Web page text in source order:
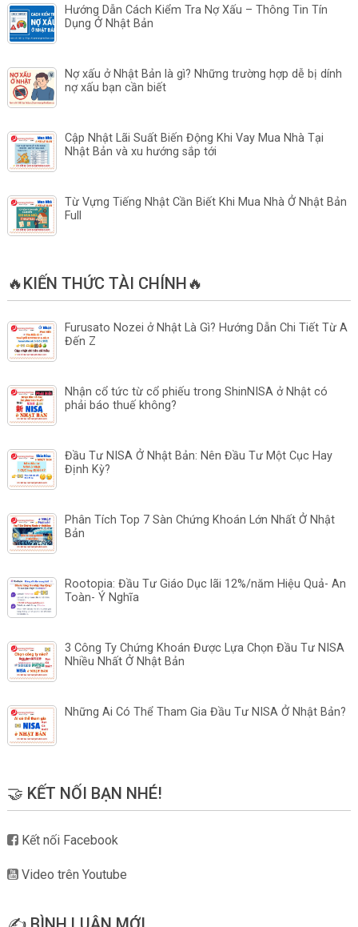
Hướng Dẫn Cách Kiểm Tra Nợ Xấu – Thông Tin Tín
Dụng Ở Nhật Bản
Nợ xấu ở Nhật Bản là gì? Những trường hợp dễ bị dính
nợ xấu bạn cần biết
Cập Nhật Lãi Suất Biến Động Khi Vay Mua Nhà Tại
Nhật Bản và xu hướng sắp tới
Từ Vựng Tiếng Nhật Cần Biết Khi Mua Nhà Ở Nhật Bản
Full
🔥KIẾN THỨC TÀI CHÍNH🔥
Furusato Nozei ở Nhật Là Gì? Hướng Dẫn Chi Tiết Từ A
Đến Z
Nhận cổ tức từ cổ phiếu trong ShinNISA ở Nhật có
phải báo thuế không?
Đầu Tư NISA Ở Nhật Bản: Nên Đầu Tư Một Cục Hay
Định Kỳ?
Phân Tích Top 7 Sàn Chứng Khoán Lớn Nhất Ở Nhật
Bản
Rootopia: Đầu Tư Giáo Dục lãi 12%/năm Hiệu Quả- An
Toàn- Ý Nghĩa
3 Công Ty Chứng Khoán Được Lựa Chọn Đầu Tư NISA
Nhiều Nhất Ở Nhật Bản
Những Ai Có Thể Tham Gia Đầu Tư NISA Ở Nhật Bản?
🤝 KẾT NỐI BẠN NHÉ!
Kết nối Facebook
Video trên Youtube